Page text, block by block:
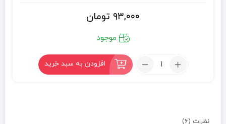
۹۳,۰۰۰ تومان
موجود
تعداد:
افزودن به سبد خرید
نظرات (6)